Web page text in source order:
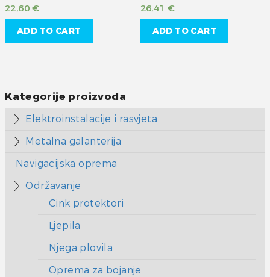
22,60€
ADD TO CART
26,41€
ADD TO CART
Kategorije proizvoda
Elektroinstalacije i rasvjeta
Metalna galanterija
Navigacijska oprema
Održavanje
Cink protektori
Ljepila
Njega plovila
Oprema za bojanje